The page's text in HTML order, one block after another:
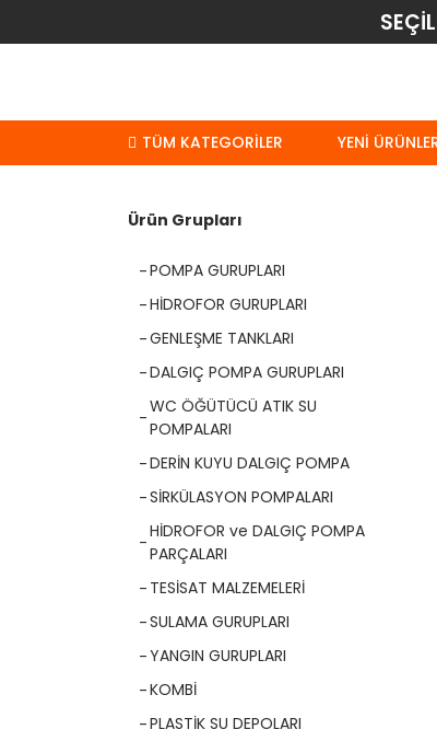
TÜM KATEGORİLER YENI
Ürün Grupları
POMPA GURUPLARI
HİDROFOR GURUPLARI
GENLEŞME TANKLARI
DALGIÇ POMPA GURUPLARI
WC ÖĞÜTÜCÜ ATIK SU
POMPALARI
DERİN KUYU DALGIÇ POMPA
SİRKÜLASYON POMPALARI
HİDROFOR ve DALGIÇ POMPA
PARÇALARI
TESİSAT MALZEMELERİ
SULAMA GURUPLARI
YANGIN GURUPLARI
KOMBİ
PLASTİK SU DEPOLARI